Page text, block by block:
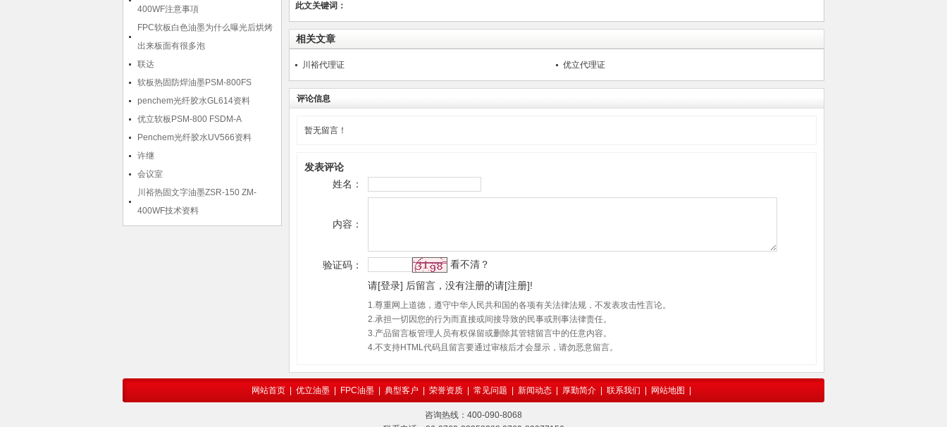
400WF注意事項
FPC软板白色油墨为什么曝光后烘烤
出来板面有很多泡
联达
软板热固防焊油墨PSM-800FS
penchem光纤胶水GL614资料
优立软板PSM-800 FSDM-A
Penchem光纤胶水UV566资料
许继
会议室
川裕热固文字油墨ZSR-150 ZM-
400WF技术资料
此文关键词：
相关文章
川裕代理证 优立代理证
评论信息
暂无留言！
发表评论
姓名：
内容：
验证码：
看不清？
请[登录] 后留言，没有注册的请[注册]!
1.尊重网上道德，遵守中华人民共和国的各项有关法律法规，不发表攻击性言论。
2.承担一切因您的行为而直接或间接导致的民事或刑事法律责任。
3.产品留言板管理人员有权保留或删除其管辖留言中的任意内容。
4.不支持HTML代码且留言要通过审核后才会显示，请勿恶意留言。
网站首页 优立油墨 FPC油墨 典型客户 荣誉资质 常见问题 新闻动态 厚勤简介 联系我们 网站地图
咨询热线：400-090-8068